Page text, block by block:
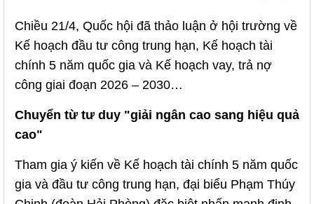
Chiều 21/4, Quốc hội đã thảo luận ở hội trường về
Kế hoạch đầu tư công trung hạn, Kế hoạch tài
chính 5 năm quốc gia và Kế hoạch vay, trả nợ
công giai đoạn 2026 – 2030…
Chuyển từ tư duy "giải ngân cao sang hiệu quả
cao"
Tham gia ý kiến về Kế hoạch tài chính 5 năm quốc
gia và đầu tư công trung hạn, đại biểu Phạm Thúy